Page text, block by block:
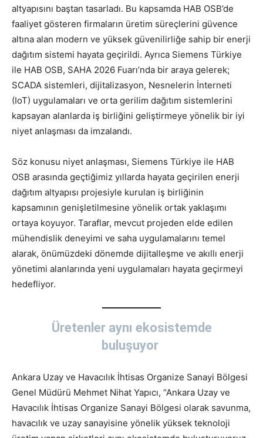
altyapısını baştan tasarladı. Bu kapsamda HAB OSB’de
faaliyet gösteren firmaların üretim süreçlerini güvence
altına alan modern ve yüksek güvenilirliğe sahip bir enerji
dağıtım sistemi hayata geçirildi. Ayrıca Siemens Türkiye
ile HAB OSB, SAHA 2026 Fuarı’nda bir araya gelerek;
SCADA sistemleri, dijitalizasyon, Nesnelerin İnterneti
(IoT) uygulamaları ve orta gerilim dağıtım sistemlerini
kapsayan alanlarda iş birliğini geliştirmeye yönelik bir iyi
niyet anlaşması da imzalandı.
Söz konusu niyet anlaşması, Siemens Türkiye ile HAB
OSB arasında geçtiğimiz yıllarda hayata geçirilen enerji
dağıtım altyapısı projesiyle kurulan iş birliğinin
kapsamının genişletilmesine yönelik ortak yaklaşımı
ortaya koyuyor. Taraflar, mevcut projeden elde edilen
mühendislik deneyimi ve saha uygulamalarını temel
alarak, önümüzdeki dönemde dijitalleşme ve akıllı enerji
yönetimi alanlarında yeni uygulamaları hayata geçirmeyi
hedefliyor.
Üretenler aynı ekosistemde
buluşuyor
Ankara Uzay ve Havacılık İhtisas Organize Sanayi Bölgesi
Genel Müdürü Mehmet Nihat Yapıcı, “Ankara Uzay ve
Havacılık İhtisas Organize Sanayi Bölgesi olarak savunma,
havacılık ve uzay sanayisine yönelik yüksek teknoloji